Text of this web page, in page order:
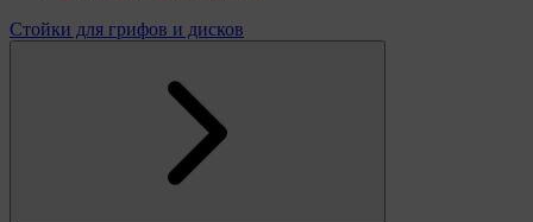
Стойки для грифов и дисков